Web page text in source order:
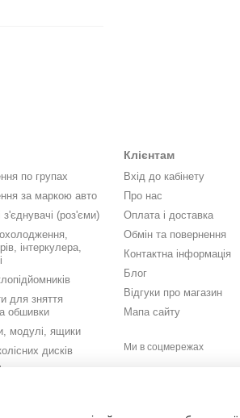
по групах
за маркою авто
з'єднувачі (роз'єми)
інтеркулера,
для зняття
обшивки
модулі, ящики
дисків
значки,
Клієнтам
Вхід до кабінету
Про нас
Оплата і доставка
Обмін та повернення
Контактна інформація
Блог
Відгуки про магазин
Мапа сайту
Ми в соцмережах